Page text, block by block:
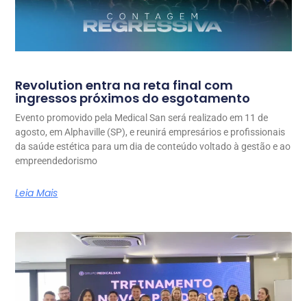
Revolution entra na reta final com
ingressos próximos do esgotamento
Evento promovido pela Medical San será realizado em 11 de
agosto, em Alphaville (SP), e reunirá empresários e profissionais
da saúde estética para um dia de conteúdo voltado à gestão e ao
empreendedorismo
Leia Mais